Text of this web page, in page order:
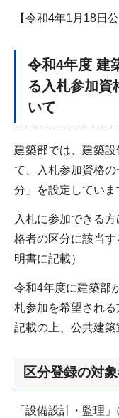
【令和4年1月18日公
令和4年度 建
る入札参加資
いて
建築部では、建築
て、入札参加資格
分」を設定していま
入札に参加できる
格者の区分に該当
明書に記載）
令和4年度に建築部
札参加を希望され
記載の上、公共建
区分登録の対
「設備設計・監理